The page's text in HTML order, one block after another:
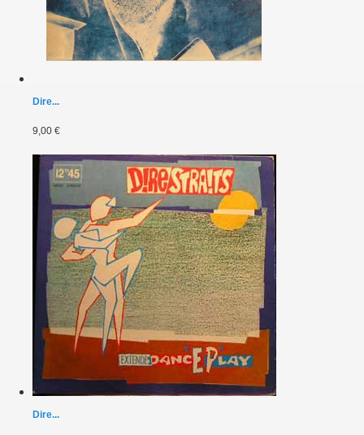
Dire...
9,00 €
Dire...